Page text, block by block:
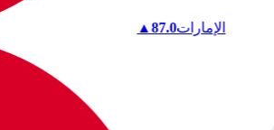
الإمارات87.0
▲